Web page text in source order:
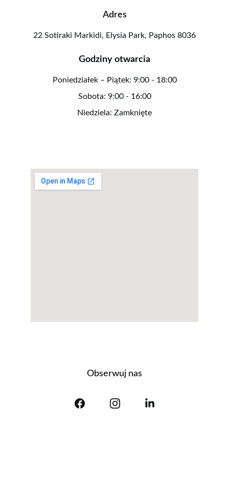
Adres
22 Sotiraki Markidi, Elysia Park, Paphos 8036
Godziny otwarcia
Poniedziałek – Piątek: 9:00 - 18:00
Sobota: 9:00 - 16:00
Niedziela: Zamknięte
Obserwuj nas